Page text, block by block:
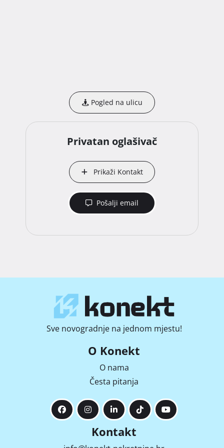
Pogled na ulicu
Privatan oglašivač
Prikaži Kontakt
Pošalji email
Sve novogradnje na jednom mjestu!
O Konekt
O nama
Česta pitanja
Kontakt